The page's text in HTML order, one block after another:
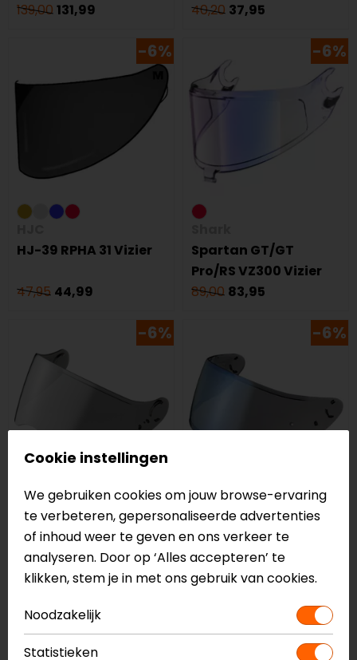
139,00 131,99
40,20 37,95
-6%
HJ-39 RPHA 31 Vizier
47,95 44,99
-6%
Spartan GT/GT
Pro/RS VZ300 Vizier
89,00 83,95
-6%
Shoei
vizier Hornet ADV
CNS-2
109,00102,99
-6%
Shoei
CWR-1 NXR/X-SPirit
3/RYD Vizier
109,00102,99
-6%
Cookie instellingen
We gebruiken cookies om jouw browse-ervaring
te verbeteren, gepersonaliseerde advertenties
of inhoud weer te geven en ons verkeer te
analyseren. Door op ‘Alles accepteren’ te
klikken, stem je in met ons gebruik van cookies.
Noodzakelijk
Statistieken